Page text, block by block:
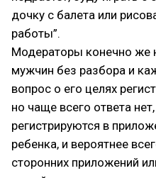
дочку с балета или
работы”.
Модераторы конечно же
мужчин без разбора и
вопрос о его целях
но чаще всего ответа
регистрируются в
ребенка, и вероятнее
сторонних приложений